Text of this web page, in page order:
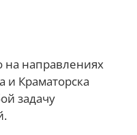
на направлениях
и Краматорска
задачу